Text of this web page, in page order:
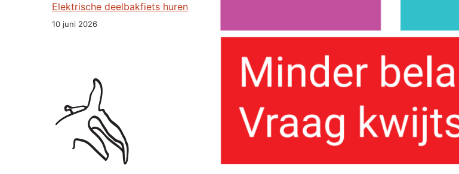
Elektrische deelbakfiets huren
10 juni 2026